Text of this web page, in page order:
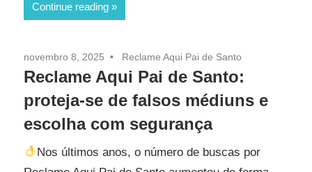
Continue reading
novembro 8, 2025 Reclame Aqui Pai de Santo
Reclame Aqui Pai de Santo:
proteja-se de falsos médiuns e
escolha com segurança
Nos últimos anos, o número de buscas por